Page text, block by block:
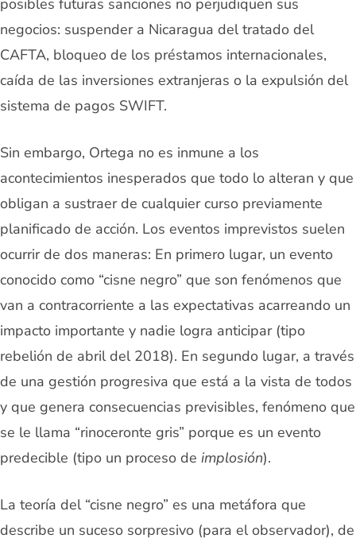
posibles futuras sanciones no perjudiquen sus
negocios: suspender a Nicaragua del tratado del
CAFTA, bloqueo de los préstamos internacionales,
caída de las inversiones extranjeras o la expulsión del
sistema de pagos SWIFT.
Sin embargo, Ortega no es inmune a los
acontecimientos inesperados que todo lo alteran y que
obligan a sustraer de cualquier curso previamente
planificado de acción. Los eventos imprevistos suelen
ocurrir de dos maneras: En primero lugar, un evento
conocido como “cisne negro” que son fenómenos que
van a contracorriente a las expectativas acarreando un
impacto importante y nadie logra anticipar (tipo
rebelión de abril del 2018). En segundo lugar, a través
de una gestión progresiva que está a la vista de todos
y que genera consecuencias previsibles, fenómeno que
se le llama “rinoceronte gris” porque es un evento
predecible (tipo un proceso de implosión).
La teoría del “cisne negro” es una metáfora que
describe un suceso sorpresivo (para el observador), de